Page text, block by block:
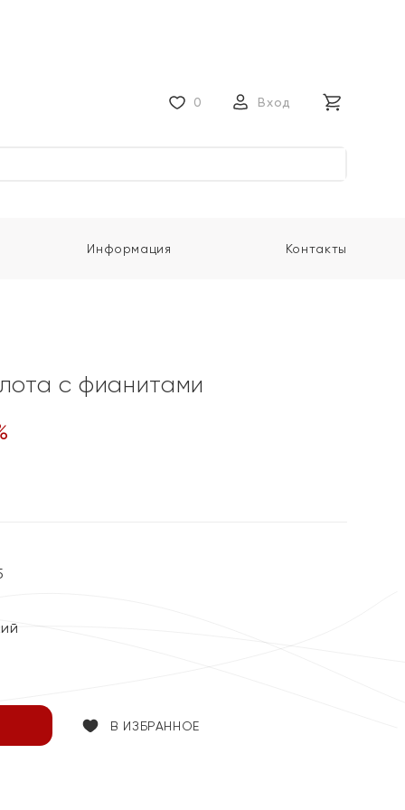
0 Вход
Информация Контакты
с фианитами
В ИЗБРАННОЕ